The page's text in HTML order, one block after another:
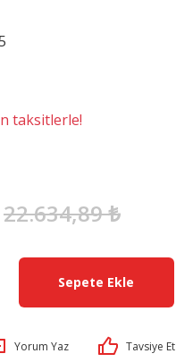
taksitlerle!
22.634,89 ₺
Sepete Ekle
Yorum Yaz Tavsiye Et